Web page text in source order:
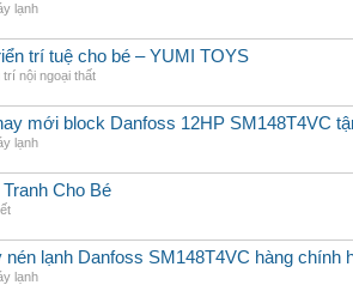
lạnh
trí tuệ cho bé – YUMI TOYS
trí nội ngoại thất
mới block Danfoss 12HP SM148T4VC
lạnh
Cho Bé
nén lạnh Danfoss SM148T4VC hàng chính
lạnh